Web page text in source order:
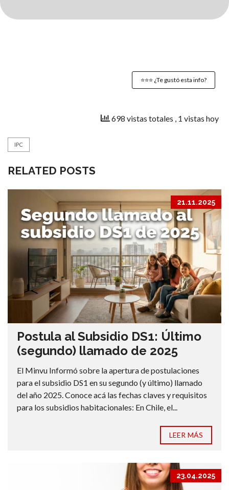
⭐️⭐️⭐️ ¿Te gustó esta info?
698 vistas totales , 1 vistas hoy
IPC
RELATED POSTS
21.11.2025
Postula al Subsidio DS1: Último
(segundo) llamado de 2025
El Minvu Informó sobre la apertura de postulaciones
para el subsidio DS1 en su segundo (y último) llamado
del año 2025. Conoce acá las fechas claves y requisitos
para los subsidios habitacionales: En Chile, el...
LEER MÁS
23.04.2025